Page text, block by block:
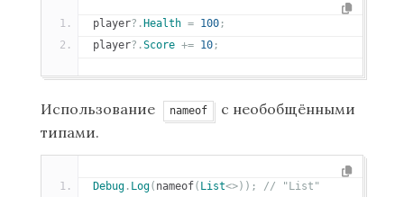
player?. Health = 100;
player?.Score += 10;
Использование nameof
с необобщёнными
типами.
Debug. Log( nameof( List<>)); // "List"